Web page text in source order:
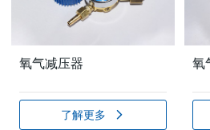
氧气减压器
了解更多
氧